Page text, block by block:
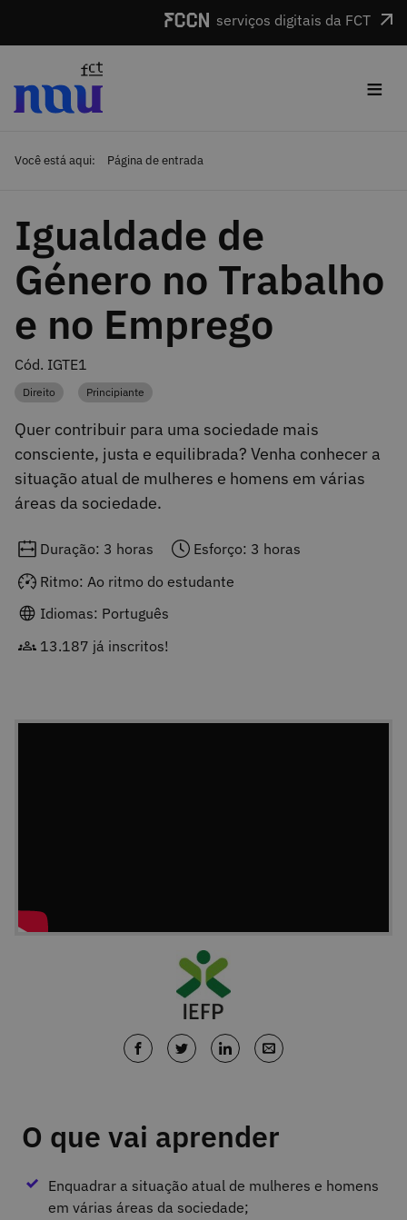
serviços digitais da FCT
≡
Você está aqui: Página de entrada
Igualdade de
Género no Trabalho
e no Emprego
Cód. IGTE1
Categoria
Direito Categoria
Principiante
Quer contribuir para uma sociedade mais
consciente, justa e equilibrada? Venha conhecer a
situação atual de mulheres e homens em várias
áreas da sociedade.
Duração: 3 horas
Esforço: 3 horas
Ritmo: Ao ritmo do estudante
Idiomas: Português
13.187 já inscritos!
O que vai aprender
Enquadrar a situação atual de mulheres e homens
em várias áreas da sociedade;